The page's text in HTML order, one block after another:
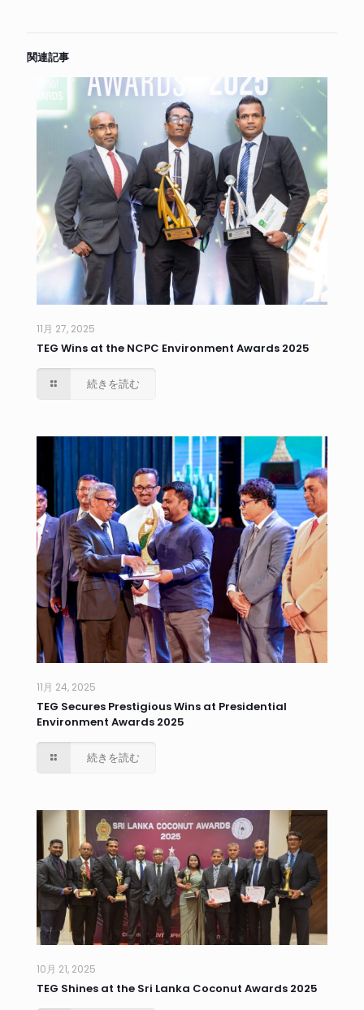
関連記事
11月 27, 2025
TEG Wins at the NCPC Environment Awards 2025
続きを読む
11月 24, 2025
TEG Secures Prestigious Wins at Presidential
Environment Awards 2025
続きを読む
10月 21, 2025
TEG Shines at the Sri Lanka Coconut Awards 2025